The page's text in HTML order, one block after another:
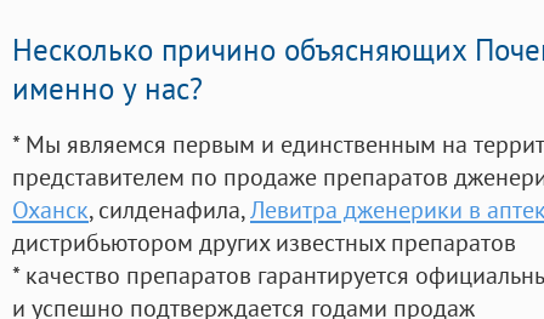
Несколько причино объясняющих
именно у нас?
* Мы являемся первым и единственным на
представителем по продаже препаратов
Оханск, силденафила,Левитра дженерики в
дистрибьютором других известных препаратов
* качество препаратов гарантируется
и успешно подтверждается годами продаж